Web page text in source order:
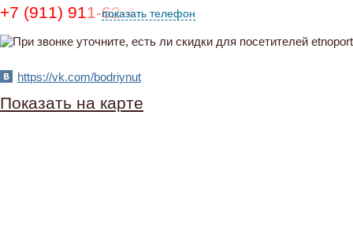
+7 (911) 911-62-42показать телефон
https://vk.com/bodriynut
Показать на карте